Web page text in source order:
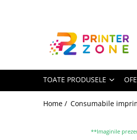
Toate Produsele
Imprimante cu jetTOATE PRODUSELE
Home / Consumabile
**Imaginile